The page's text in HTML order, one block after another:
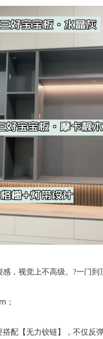
，视觉上不高级。 ?一门到
；
配【无力铰链】，不仅反